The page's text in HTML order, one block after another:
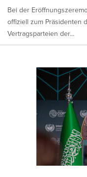
Bei der
offiziell zum Präsidenten
Vertragsparteien der...